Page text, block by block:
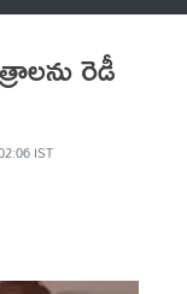
రెడీ
IST